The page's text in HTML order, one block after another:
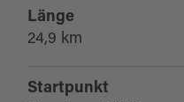
Länge
24,9 km
Startpunkt